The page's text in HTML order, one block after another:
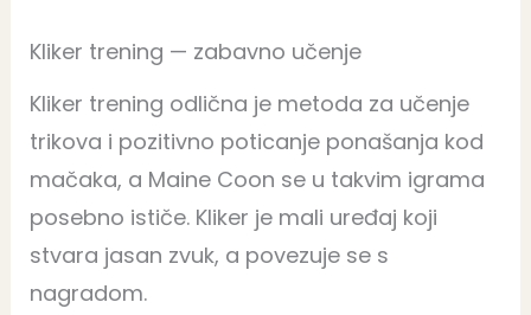
Kliker trening — zabavno učenje
Kliker trening odlična je metoda za učenje
trikova i pozitivno poticanje ponašanja kod
mačaka, a Maine Coon se u takvim igrama
posebno ističe. Kliker je mali uređaj koji
stvara jasan zvuk, a povezuje se s
nagradom.